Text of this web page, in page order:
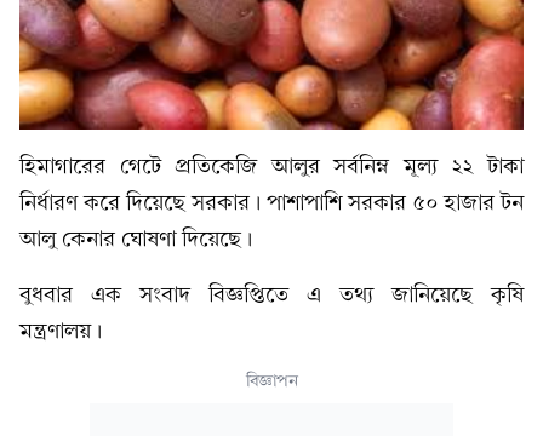
হিমাগারের গেটে প্রতিকেজি আলুর সর্বনিম্ন মূল্য ২২ টাকা
নির্ধারণ করে দিয়েছে সরকার। পাশাপাশি সরকার ৫০ হাজার টন
আলু কেনার ঘোষণা দিয়েছে।
বুধবার এক সংবাদ বিজ্ঞপ্তিতে এ তথ্য জানিয়েছে কৃষি
মন্ত্রণালয়।
বিজ্ঞাপন